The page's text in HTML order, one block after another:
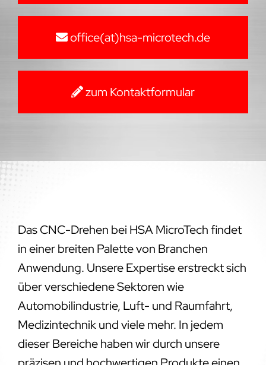
office(at)hsa-microtech.de
zum Kontaktformular
Das CNC-Drehen bei HSA MicroTech findet
in einer breiten Palette von Branchen
Anwendung. Unsere Expertise erstreckt sich
über verschiedene Sektoren wie
Automobilindustrie, Luft- und Raumfahrt,
Medizintechnik und viele mehr. In jedem
dieser Bereiche haben wir durch unsere